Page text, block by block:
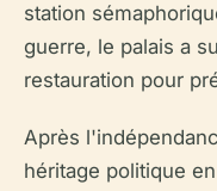
station
guerre, le palais a
restauration pour
Après
héritage politique